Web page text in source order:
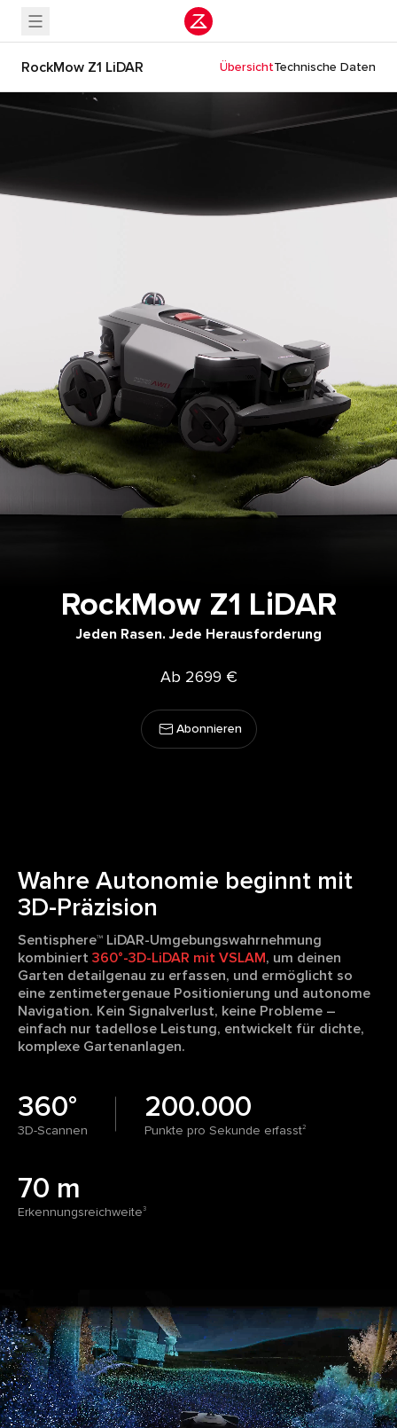
RockMow Z1 LiDAR ÜbersichtTechnische Daten
RockMow Z1 LiDAR
Jeden Rasen. Jede Herausforderung
Ab 2699 €
Abonnieren
Wahre Autonomie beginnt mit
3D-Präzision
Sentisphere™ LiDAR-Umgebungswahrnehmung
kombiniert 360°-3D-LiDAR mit VSLAM, um deinen
Garten detailgenau zu erfassen, und ermöglicht so
eine zentimetergenaue Positionierung und autonome
Navigation. Kein Signalverlust, keine Probleme –
einfach nur tadellose Leistung, entwickelt für dichte,
komplexe Gartenanlagen.
360°
3D-Scannen
200.000
Punkte pro Sekunde erfasst2
70 m
Erkennungsreichweite3